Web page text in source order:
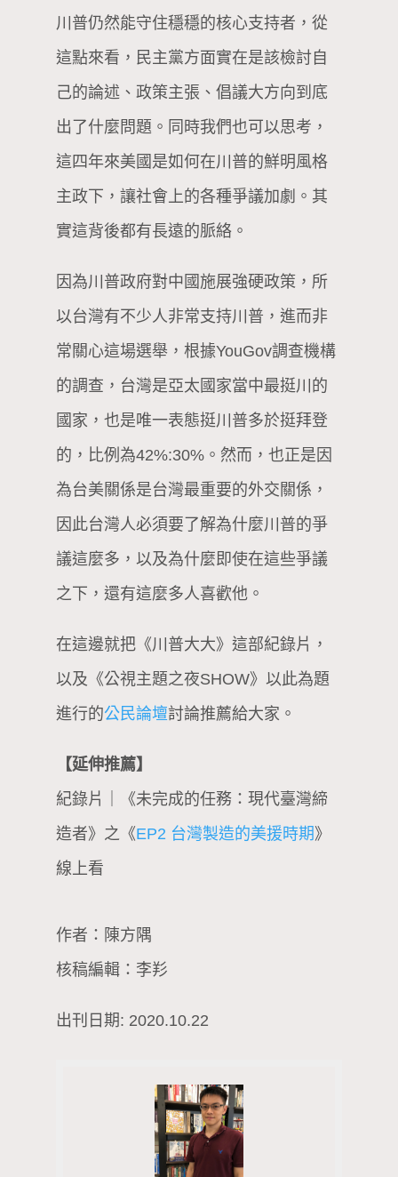
川普仍然能守住穩穩的核心支持者，從
這點來看，民主黨方面實在是該檢討自
己的論述、政策主張、倡議大方向到底
出了什麼問題。同時我們也可以思考，
這四年來美國是如何在川普的鮮明風格
主政下，讓社會上的各種爭議加劇。其
實這背後都有長遠的脈絡。
因為川普政府對中國施展強硬政策，所
以台灣有不少人非常支持川普，進而非
常關心這場選舉，根據YouGov調查機構
的調查，台灣是亞太國家當中最挺川的
國家，也是唯一表態挺川普多於挺拜登
的，比例為42%:30%。然而，也正是因
為台美關係是台灣最重要的外交關係，
因此台灣人必須要了解為什麼川普的爭
議這麼多，以及為什麼即使在這些爭議
之下，還有這麼多人喜歡他。
在這邊就把《川普大大》這部紀錄片，
以及《公視主題之夜SHOW》以此為題
進行的公民論壇討論推薦給大家。
【延伸推薦】
紀錄片｜《未完成的任務：現代臺灣締
造者》之《EP2 台灣製造的美援時期》
線上看
作者：陳方隅
核稿編輯：李羏
出刊日期: 2020.10.22